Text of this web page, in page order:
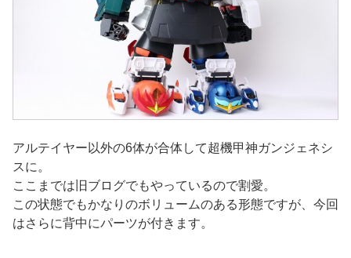
アルテイヤー以外の6体が合体して超機甲神ガンジェネシ
スに。
ここまでは旧ブログでもやっているので割愛。
この状態でもかなりのボリュームのある形態ですが、今回
はさらに背中にパーツが付きます。